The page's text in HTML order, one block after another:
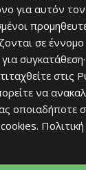
για αυτόν τον
σε έννομο
στις
να
οποιαδήποτε
cookies. Πολιτική